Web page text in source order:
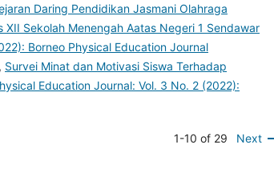
Daring Pendidikan Jasmani Olahraga
Sekolah Menengah Aatas Negeri 1 Sendawar
Borneo Physical Education Journal
Survei Minat dan Motivasi Siswa Terhadap
Education Journal: Vol. 3 No. 2 (2022):
1-10 of 29 Next